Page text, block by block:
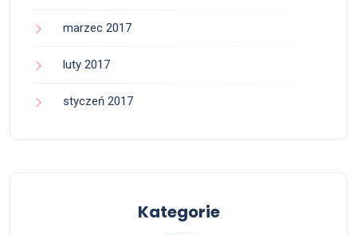
marzec 2017
luty 2017
styczeń 2017
Kategorie